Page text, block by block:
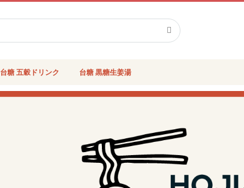
検
台糖 五穀ドリンク 台糖 黒糖生姜湯